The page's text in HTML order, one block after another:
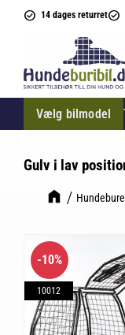
14 dages returret
Vælg bilmodel
Gulv i lav
10%
10012